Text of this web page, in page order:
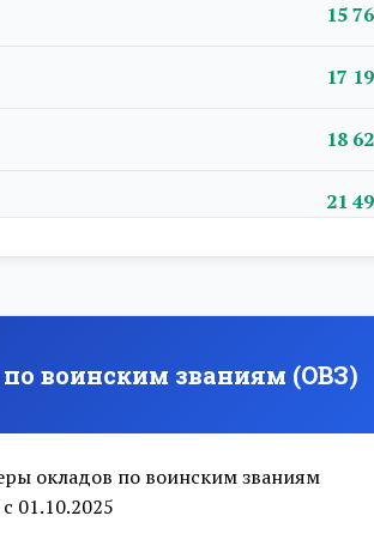
15
17
18
21
22
25
воинским званиям (ОВЗ)
окладов по воинским званиям
01.10.2025